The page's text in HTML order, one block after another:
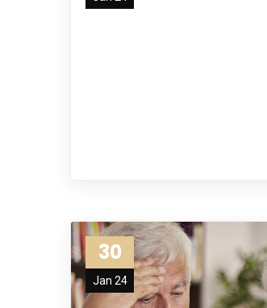
30
Jan 24